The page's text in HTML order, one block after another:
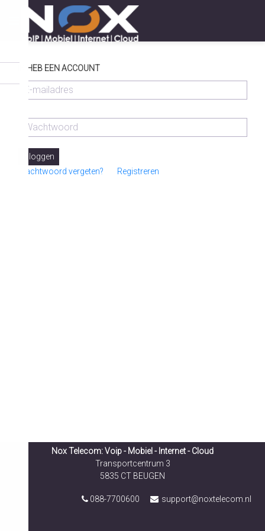
IK HEB EEN ACCOUNT
Inloggen
Wachtwoord vergeten?
Registreren
Nox Telecom: Voip - Mobiel - Internet - Cloud
Transportcentrum 3
5835 CT BEUGEN
088-7700600 support@noxtelecom.nl